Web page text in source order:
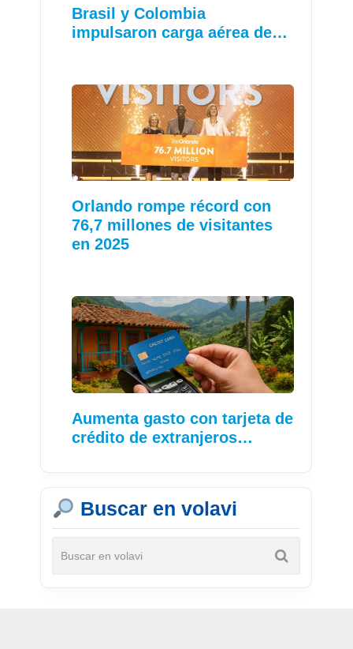
Brasil y Colombia
impulsaron carga aérea de…
Orlando rompe récord con
76,7 millones de visitantes
en 2025
Aumenta gasto con tarjeta de
crédito de extranjeros…
Buscar en volavi